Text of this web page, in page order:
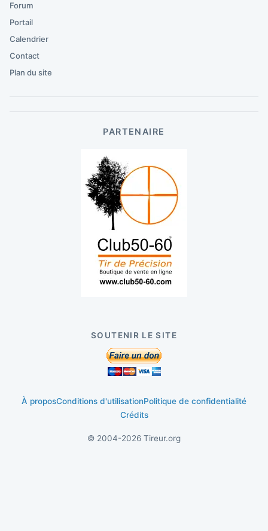
Forum
Portail
Calendrier
Contact
Plan du site
PARTENAIRE
SOUTENIR LE SITE
À proposConditions d'utilisationPolitique de confidentialité
Crédits
© 2004-2026 Tireur.org